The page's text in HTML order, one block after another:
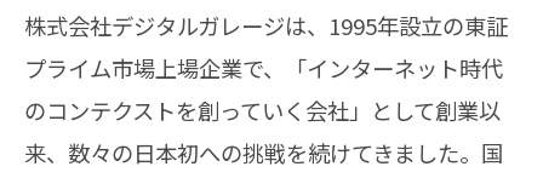
株式会社デジタルガレージは、1995年設立の東証
プライム市場上場企業で、「インターネット時代
のコンテクストを創っていく会社」として創業以
来、数々の日本初への挑戦を続けてきました。国